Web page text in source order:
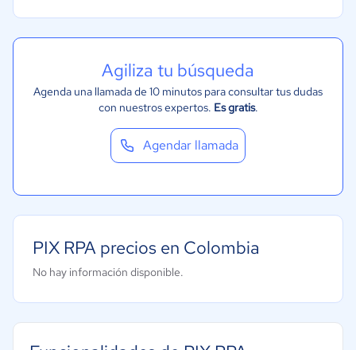
Recursos Humanos
Gastronomía
Aeroespacial y defensa
Moda y textiles
Agiliza tu búsqueda
Agenda una llamada de 10 minutos para consultar tus dudas
con nuestros expertos. Es gratis.
Agendar llamada
PIX RPA precios en Colombia
No hay información disponible.